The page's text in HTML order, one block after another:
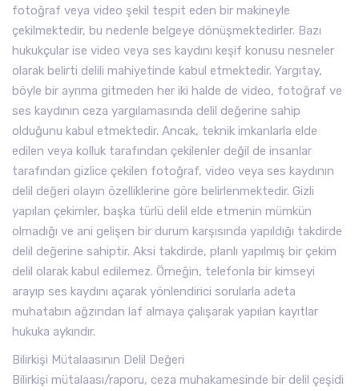
fotoğraf veya video şekil tespit eden bir makineyle
çekilmektedir, bu nedenle belgeye dönüşmektedirler. Bazı
hukukçular ise video veya ses kaydını keşif konusu nesneler
olarak belirti delili mahiyetinde kabul etmektedir. Yargıtay,
böyle bir ayrıma gitmeden her iki halde de video, fotoğraf ve
ses kaydının ceza yargılamasında delil değerine sahip
olduğunu kabul etmektedir. Ancak, teknik imkanlarla elde
edilen veya kolluk tarafından çekilenler değil de insanlar
tarafından gizlice çekilen fotoğraf, video veya ses kaydının
delil değeri olayın özelliklerine göre belirlenmektedir. Gizli
yapılan çekimler, başka türlü delil elde etmenin mümkün
olmadığı ve ani gelişen bir durum karşısında yapıldığı takdirde
delil değerine sahiptir. Aksi takdirde, planlı yapılmış bir çekim
delil olarak kabul edilemez. Örneğin, telefonla bir kimseyi
arayıp ses kaydını açarak yönlendirici sorularla adeta
muhatabın ağzından laf almaya çalışarak yapılan kayıtlar
hukuka aykırıdır.
Bilirkişi Mütalaasının Delil Değeri
Bilirkişi mütalaası/raporu, ceza muhakamesinde bir delil çeşidi